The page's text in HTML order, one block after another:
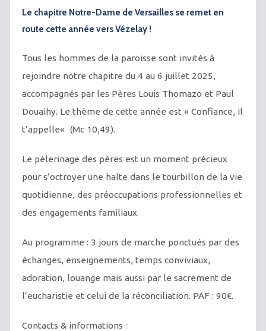
Le chapitre Notre-Dame de Versailles se remet en
route cette année vers Vézelay !
Tous les hommes de la paroisse sont invités à
rejoindre notre chapitre du 4 au 6 juillet 2025,
accompagnés par les Pères Louis Thomazo et Paul
Douaihy. Le thème de cette année est « Confiance, il
t’appelle« (Mc 10,49).
Le pèlerinage des pères est un moment précieux
pour s’octroyer une halte dans le tourbillon de la vie
quotidienne, des préoccupations professionnelles et
des engagements familiaux.
Au programme : 3 jours de marche ponctués par des
échanges, enseignements, temps conviviaux,
adoration, louange mais aussi par le sacrement de
l’eucharistie et celui de la réconciliation. PAF : 90€.
Contacts & informations :